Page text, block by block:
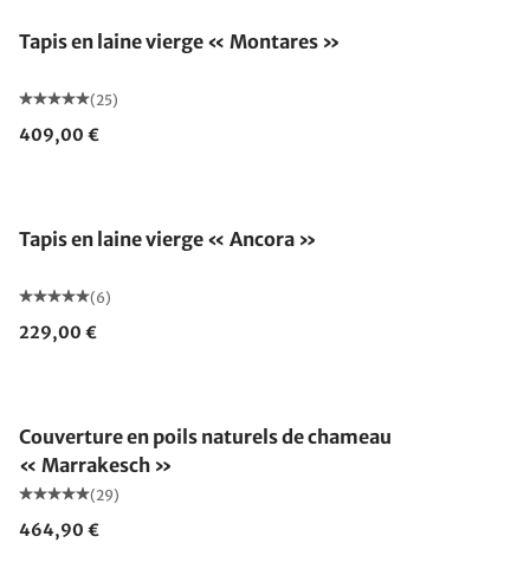
Tapis en laine vierge « Montares »
(25)
409,00 €
Tapis en laine vierge « Ancora »
(6)
229,00 €
Couverture en poils naturels de chameau
« Marrakesch »
(29)
464,90 €